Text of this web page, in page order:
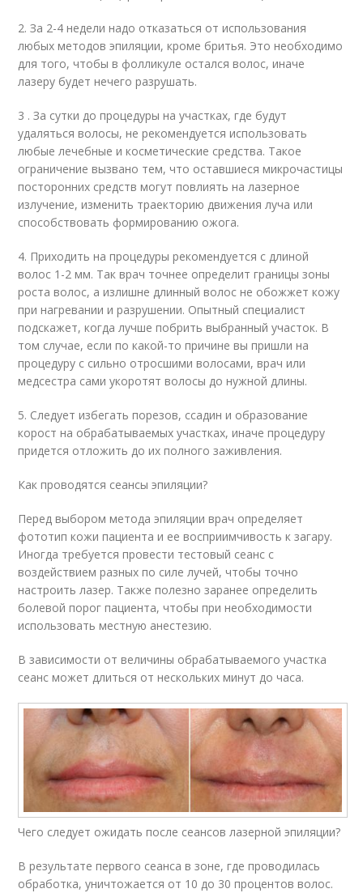
2. За 2-4 недели надо отказаться от использования
любых методов эпиляции, кроме бритья. Это необходимо
для того, чтобы в фолликуле остался волос, иначе
лазеру будет нечего разрушать.
3 . За сутки до процедуры на участках, где будут
удаляться волосы, не рекомендуется использовать
любые лечебные и косметические средства. Такое
ограничение вызвано тем, что оставшиеся микрочастицы
посторонних средств могут повлиять на лазерное
излучение, изменить траекторию движения луча или
способствовать формированию ожога.
4. Приходить на процедуры рекомендуется с длиной
волос 1-2 мм. Так врач точнее определит границы зоны
роста волос, а излишне длинный волос не обожжет кожу
при нагревании и разрушении. Опытный специалист
подскажет, когда лучше побрить выбранный участок. В
том случае, если по какой-то причине вы пришли на
процедуру с сильно отросшими волосами, врач или
медсестра сами укоротят волосы до нужной длины.
5. Следует избегать порезов, ссадин и образование
корост на обрабатываемых участках, иначе процедуру
придется отложить до их полного заживления.
Как проводятся сеансы эпиляции?
Перед выбором метода эпиляции врач определяет
фототип кожи пациента и ее восприимчивость к загару.
Иногда требуется провести тестовый сеанс с
воздействием разных по силе лучей, чтобы точно
настроить лазер. Также полезно заранее определить
болевой порог пациента, чтобы при необходимости
использовать местную анестезию.
В зависимости от величины обрабатываемого участка
сеанс может длиться от нескольких минут до часа.
Чего следует ожидать после сеансов лазерной эпиляции?
В результате первого сеанса в зоне, где проводилась
обработка, уничтожается от 10 до 30 процентов волос.